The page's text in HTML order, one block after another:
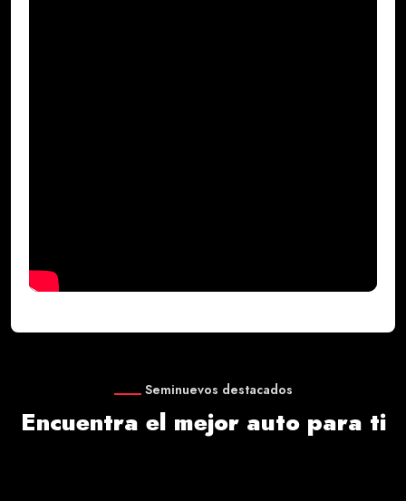
Seminuevos destacados
Encuentra el mejor auto para ti